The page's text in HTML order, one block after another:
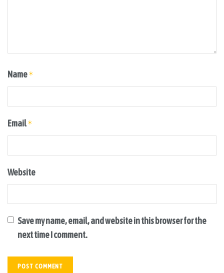
Name*
Email*
Website
Save my name, email, and website in this browser for the
next time I comment.